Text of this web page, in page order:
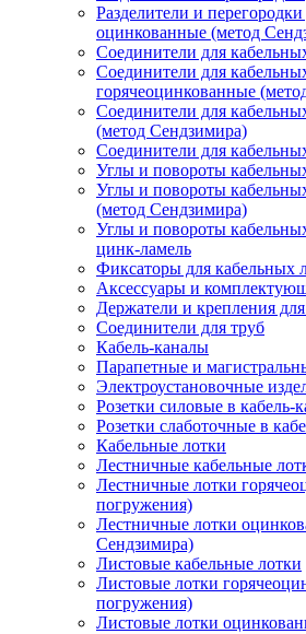
Разделители и
оцинкованные (метод
Соединители для
Соединители для
горячеоцинкованные
Соединители для
(метод Сендзимира)
Соединители для
Углы и повороты
Углы и повороты
(метод Сендзимира)
Углы и повороты
цинк-ламель
Фиксаторы для кабельных
Аксессуары и
Держатели и крепления
Соединители для труб
Кабель-каналы
Парапетные и
Электроустановочные
Розетки силовые в кабель-
Розетки слаботочные в
Кабельные лотки
Лестничные кабельные
Лестничные лотки
погружения)
Лестничные лотки
Сендзимира)
Листовые кабельные лотки
Листовые лотки
погружения)
Листовые лотки